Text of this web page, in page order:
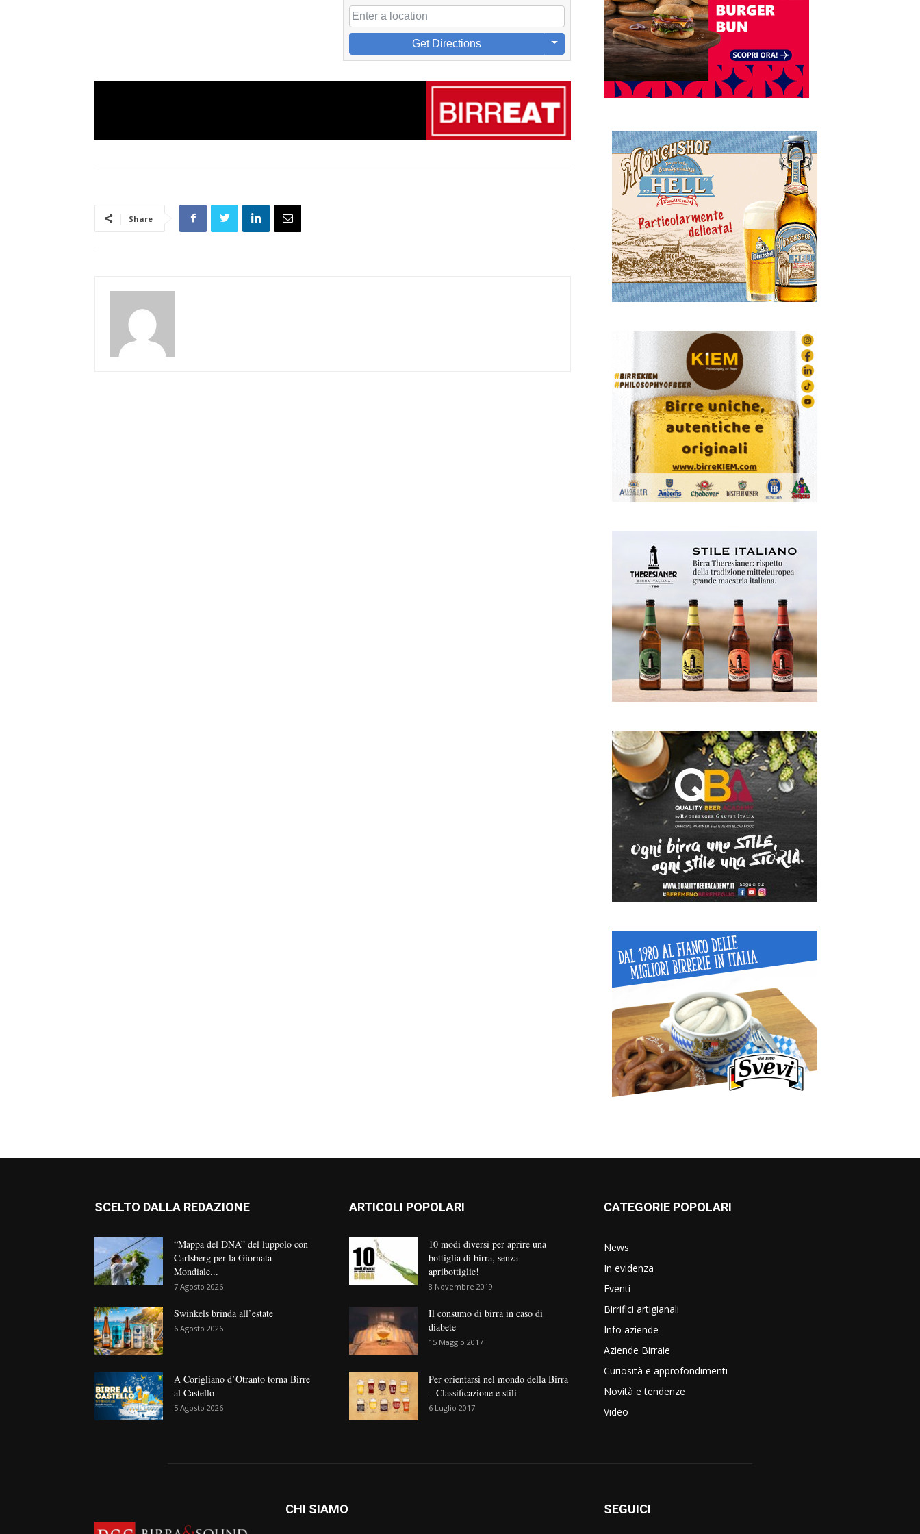
Get Directions
Share
SCELTO DALLA REDAZIONE
“Mappa del DNA” del luppolo con
Carlsberg per la Giornata
Mondiale...
7 Agosto 2026
Swinkels brinda all’estate
6 Agosto 2026
A Corigliano d’Otranto torna Birre
al Castello
5 Agosto 2026
ARTICOLI POPOLARI
10 modi diversi per aprire una
bottiglia di birra, senza
apribottiglie!
8 Novembre 2019
Il consumo di birra in caso di
diabete
15 Maggio 2017
Per orientarsi nel mondo della Birra
– Classificazione e stili
6 Luglio 2017
CATEGORIE POPOLARI
News
In evidenza
Eventi
Birrifici artigianali
Info aziende
Aziende Birraie
Curiosità e approfondimenti
Novità e tendenze
Video
CHI SIAMO SEGUICI